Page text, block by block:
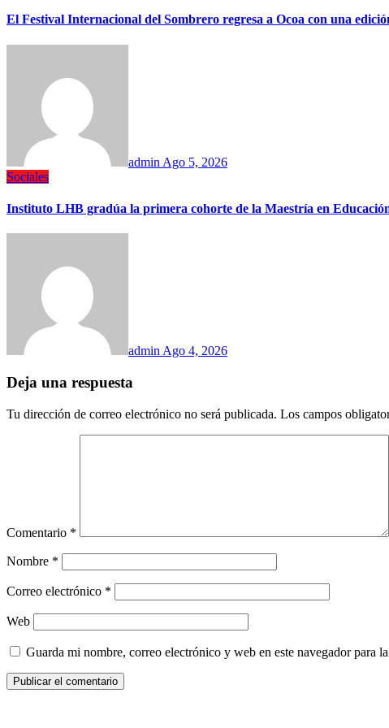
El Festival Internacional del Sombrero regresa a Ocoa con una
admin Ago 5, 2026
Sociales
Instituto LHB gradúa la primera cohorte de la Maestría en
admin Ago 4, 2026
Deja una respuesta
Tu dirección de correo electrónico no será publicada. Los campos
Comentario *
Nombre *
Correo electrónico *
Web
Guarda mi nombre, correo electrónico y web en este navegador para